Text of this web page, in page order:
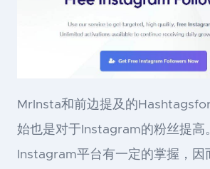
MrInsta和前边提及的
始也是对于Instagram的粉丝提高
Instagram平台有一定的掌握，因